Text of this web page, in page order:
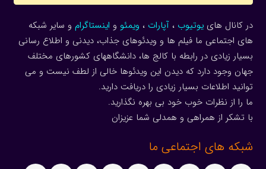
در کانال هاییوتیوب ، آپارات ، ویمئو و اینستاگرام و سایر شبکه
های اجتماعی ما فیلم ها و ویدئوهای جذاب، دیدنی و اطلاع رسانی
بسیار زیادی در رابطه با کالج ها، دانشگاههای کشورهای مختلف
جهان وجود دارد که دیدن این ویدئوها خالی از لطف نیست و می
توانید اطلاعات بسیار زیادی را دریافت دارید.
ما را از نظرات خوب خود بی بهره نگذارید.
با تشکر از همراهی و همدلی شما عزیزان
شبکه های اجتماعی ما